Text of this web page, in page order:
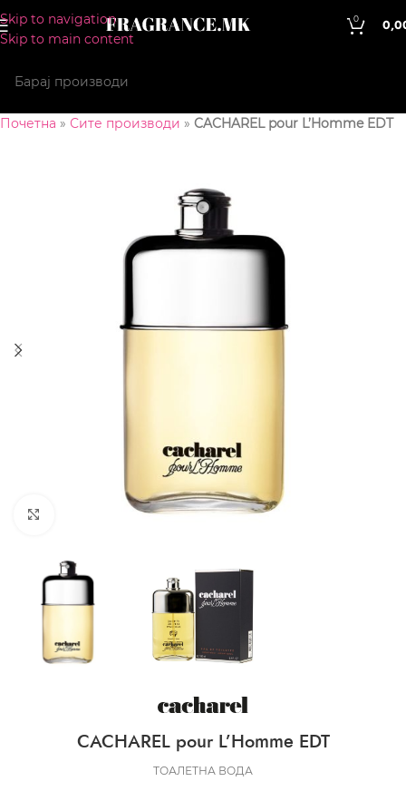
Skip to navigation
Skip to main content
0
Почетна » Сите производи » CACHAREL pour L’Homme EDT
CLICK TO ENLARGE
CACHAREL pour L’Homme EDT
ТОАЛЕТНА ВОДА